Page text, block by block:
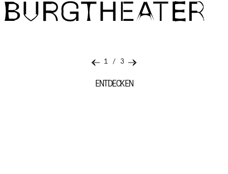
Direkt zum Inhalt Image
Heft
1 / 3
ENTDECKEN